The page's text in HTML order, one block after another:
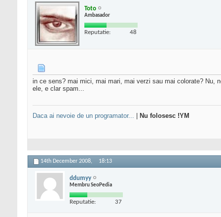
Toto
Ambasador
Reputatie: 48
in ce sens? mai mici, mai mari, mai verzi sau mai colorate? Nu,
ele, e clar spam...
Daca ai nevoie de un programator... Nu folosesc !YM
14th December 2008, 18:13
ddumyy
Membru SeoPedia
Reputatie: 37